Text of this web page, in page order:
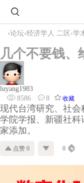
›论坛›经济学人 二区 ›学
几个不要钱、
luyang1983
8586
8 收藏
现代台湾研究、社
学院学报、新疆社
家添加。
点赞 0 0